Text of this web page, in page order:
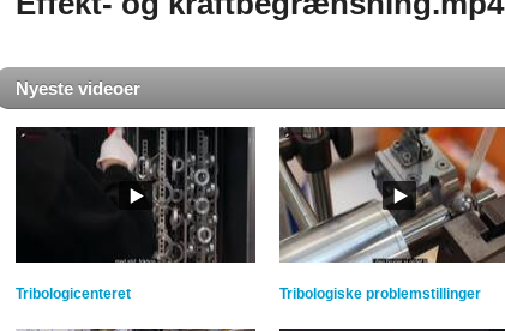
Nyeste videoer
Tribologicenteret Tribologiske problemstillinger